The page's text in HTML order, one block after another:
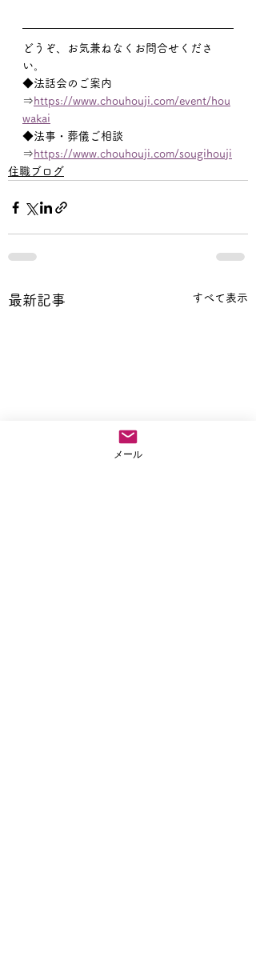
どうぞ、お気兼ねなくお問合せくださ
い。
◆法話会のご案内
⇒ https://www.chouhouji.com/event/hou
wakai
◆法事・葬儀ご相談
⇒ https://www.chouhouji.com/sougihouji
住職ブログ
最新記事 すべて表示
メール